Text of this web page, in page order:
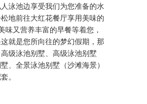
泳池边享受我们为您准备的水
地前往大红花餐厅享用美味的
又营养丰富的早餐等着您，
就是您所向往的梦幻假期，那
级泳池别墅、高级泳池别墅
、全景泳池别墅（沙滩海景）
。